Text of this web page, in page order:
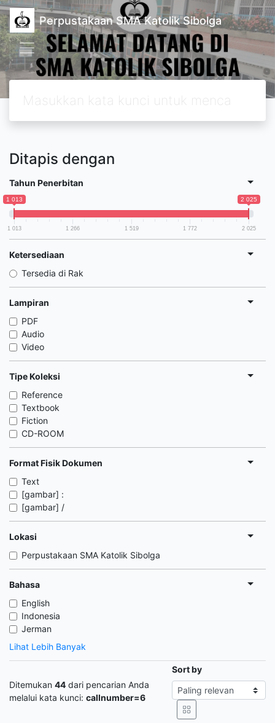
Perpustakaan SMA Katolik Sibolga
Ditapis dengan
Tahun Penerbitan
1 013 2 025
1 013 1 266 1 519 1 772 2 025
Ketersediaan
Tersedia di Rak
Lampiran
PDF
Audio
Video
Tipe Koleksi
Reference
Textbook
Fiction
CD-ROOM
Format Fisik Dokumen
Text
[gambar] :
[gambar] /
Lokasi
Perpustakaan SMA Katolik Sibolga
Bahasa
English
Indonesia
Jerman
Lihat Lebih Banyak
Ditemukan 44 dari pencarian Anda
melalui kata kunci: callnumber=6
Sort by